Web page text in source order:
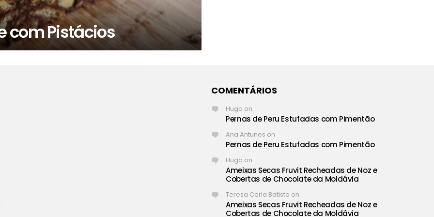
com Pistácios
COMENTÁRIOS
Hugo on
Pernas de Peru Estufadas com Pimentão
Ana Antunes on
Pernas de Peru Estufadas com Pimentão
Hugo on
Ameixas Secas Fruvit Recheadas de Noz e
Cobertas de Chocolate da Moldávia
Teresa Carla Batista on
Ameixas Secas Fruvit Recheadas de Noz e
Cobertas de Chocolate da Moldávia